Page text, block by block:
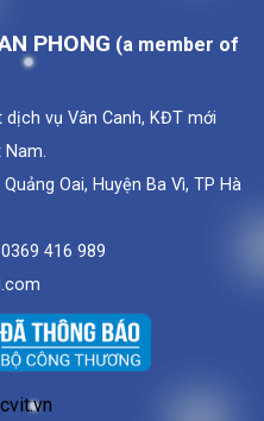
PHONG (a member of
vụ Vân Canh, KĐT mới
Nam.
Oai, Huyện Ba Vì, TP Hà
416 989